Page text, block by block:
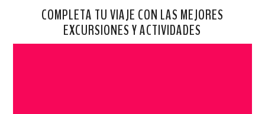
COMPLETA TU VIAJE CON LAS MEJORES
EXCURSIONES Y ACTIVIDADES